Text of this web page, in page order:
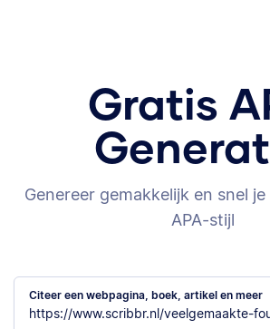
Gratis
Genereer gemakkelijk en snel
APA-stijl
Citeer een webpagina, boek, artikel en meer